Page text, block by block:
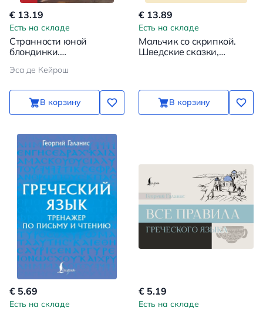
€ 13.19
Есть на складе
Странности юной
блондинки.
любовью
Эса де Кейрош
В корзину
€ 13.89
Есть на складе
Мальчик со скрипкой.
Шведские сказки,
och otroliga
В корзину
€ 5.69
Есть на складе
€ 5.19
Есть на складе